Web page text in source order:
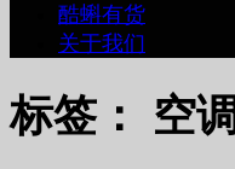
酷蝌有货
关于我们
标签： 空调